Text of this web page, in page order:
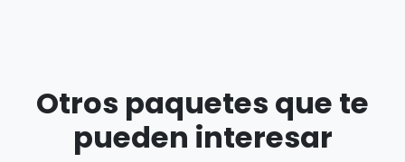
Otros paquetes que te
pueden interesar